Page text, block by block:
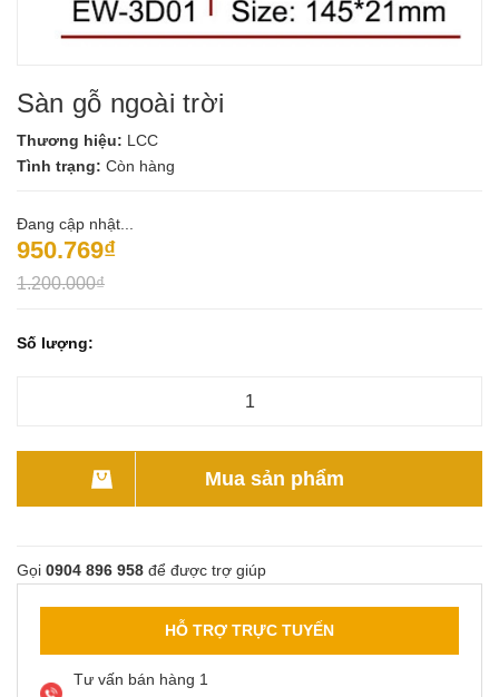
Sàn gỗ ngoài trời
Thương hiệu: LCC
Tình trạng: Còn hàng
Đang cập nhật...
950.769₫
1.200.000₫
Số lượng:
Mua sản phẩm
Gọi 0904 896 958 để được trợ giúp
HỖ TRỢ TRỰC TUYẾN
Tư vấn bán hàng 1